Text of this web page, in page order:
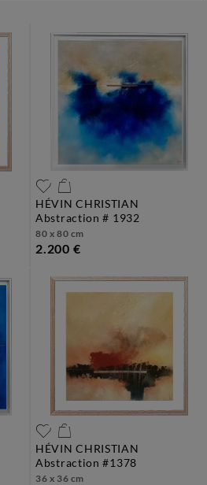
HÉVIN CHRISTIAN
abstraction # 1932
80 x 80 cm
2.200 €
HÉVIN CHRISTIAN
abstraction #1378
36 x 36 cm